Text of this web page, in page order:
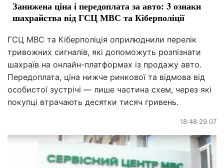
Занижена ціна і передоплата за авто: 3 ознаки
шахрайства від ГСЦ МВС та Кіберполіції
ГСЦ МВС та Кіберполіція оприлюднили перелік
тривожних сигналів, які допоможуть розпізнати
шахраїв на онлайн-платформах із продажу авто.
Передоплата, ціна нижче ринкової та відмова від
особистої зустрічі — лише частина схем, через які
покупці втрачають десятки тисяч гривень.
18:48 29.07